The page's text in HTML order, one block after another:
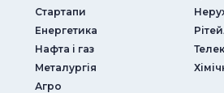
Стартапи
Енергетика
Нафта і газ
Металургія
Агро